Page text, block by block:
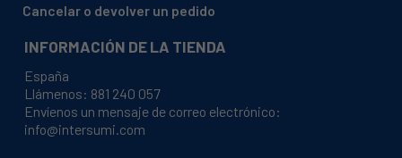
EDESA, 3L956 905271592
EDESA, 3LP114S 905271529
EDESA, 3LP53 905271538
EDESA, 3LP53N 905271547
Cancelar o devolver un pedido
INFORMACIÓN DE LA TIENDA
España
Llámenos: 881 240 057
Envíenos un mensaje de correo electrónico:
info@intersumi.com